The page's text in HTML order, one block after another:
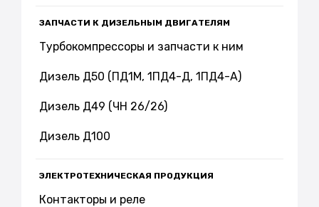
ЗАПЧАСТИ К ДИЗЕЛЬНЫМ ДВИГАТЕЛЯМ
Турбокомпрессоры и запчасти к ним
Дизель Д50 (ПД1М, 1ПД4-Д, 1ПД4-А)
Дизель Д49 (ЧН 26/26)
Дизель Д100
ЭЛЕКТРОТЕХНИЧЕСКАЯ ПРОДУКЦИЯ
Контакторы и реле